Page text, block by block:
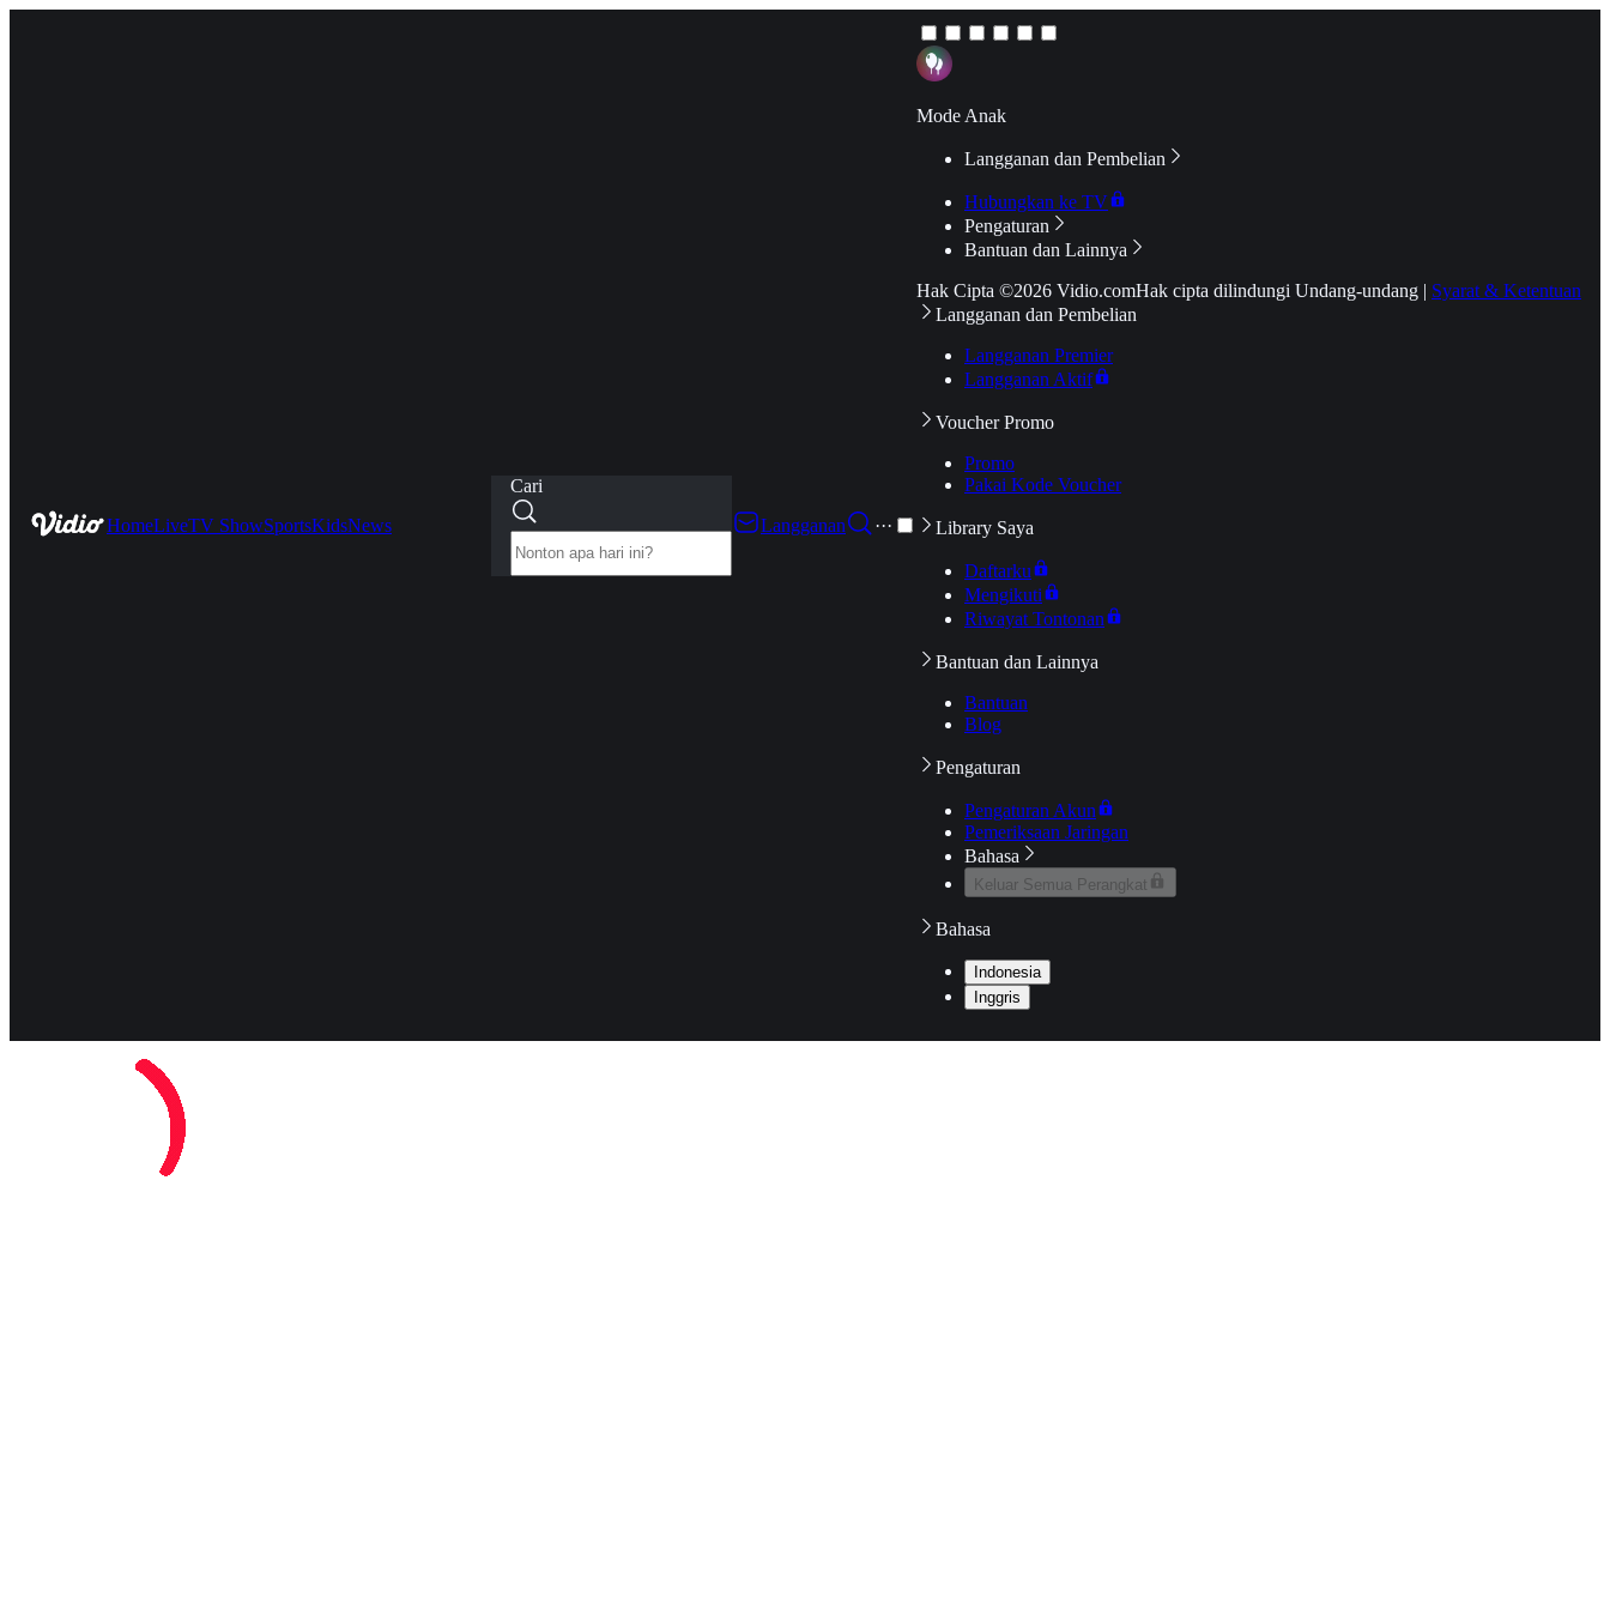
HomeLiveTV ShowSportsKidsNews
Cari
Langganan
···
Mode Anak
Langganan dan Pembelian
Hubungkan ke TV
Pengaturan
Bantuan dan Lainnya
Hak Cipta ©2026 Vidio.comHak cipta dilindungi Undang-undang | Syarat & Ketentuan
Langganan dan Pembelian
Langganan Premier
Langganan Aktif
Voucher Promo
Promo
Pakai Kode Voucher
Library Saya
Daftarku
Mengikuti
Riwayat Tontonan
Bantuan dan Lainnya
Bantuan
Blog
Pengaturan
Pengaturan Akun
Pemeriksaan Jaringan
Bahasa
Keluar Semua Perangkat
Bahasa
Indonesia
Inggris